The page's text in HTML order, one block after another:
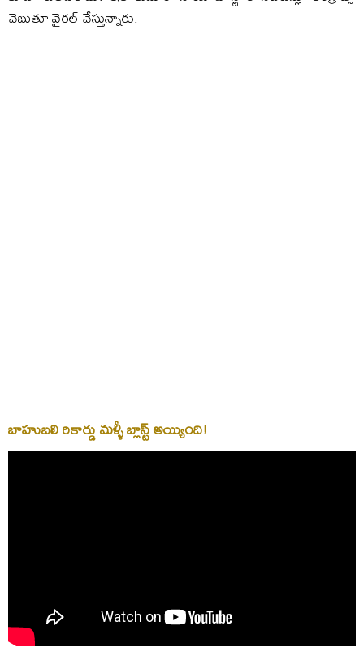
చెబుతూ వైరల్ చేస్తున్నారు.
బాహుబలి రికార్డు మళ్ళీ బ్లాస్ట్ అయ్యింది!